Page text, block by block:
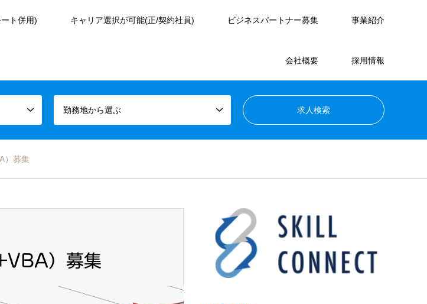
ト併用) キャリア選択が可能(正/契約社員) ビジネスパートナー募集 事業紹介
会社概要 採用情報
勤務地から選ぶ
）募集
）募集